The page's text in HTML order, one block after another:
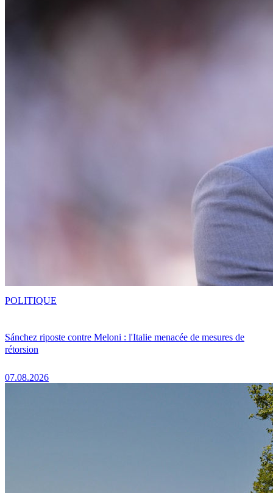
Sánchez riposte contre Meloni : l'Italie menacée de mesures de
rétorsion
07.08.2026
POLITIQUE